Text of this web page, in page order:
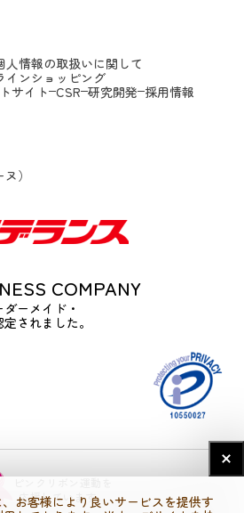
COMPANY
ーメイド・
されました。
人情報の取扱いに関して
インショッピング
サイト CSR 研究開発 採用情報
）
応援しています。
お客様により良いサービスを提供す